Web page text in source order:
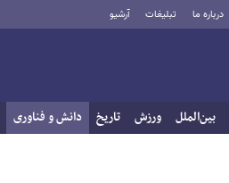
درباره ما تبلیغات آرشیو
بین‌الملل ورزش تاریخ دانش و فناوری